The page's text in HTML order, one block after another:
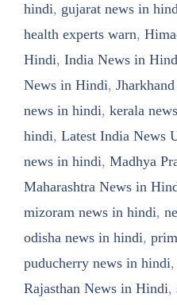
hindi, gujarat news in
health experts warn,
Hindi, India News in
News in Hindi,
news in hindi, kerala
hindi, Latest India News
news in hindi, Madhya
Maharashtra News in
mizoram news in hindi,
odisha news in hindi,
puducherry news in hindi,
Rajasthan News in Hindi,